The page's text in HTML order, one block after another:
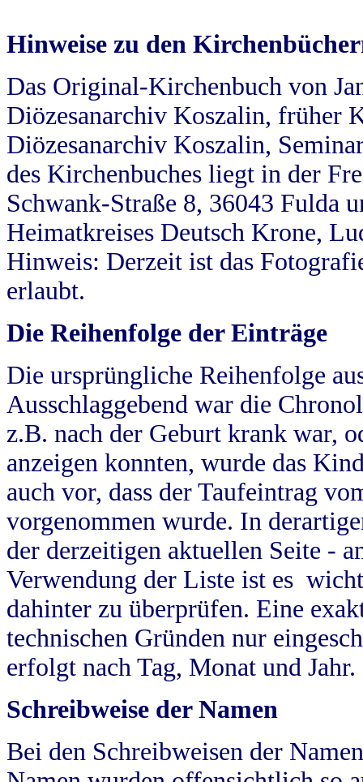
Hinweise zu den
Das Original-Kirchenbuch von
Diözesanarchiv Koszalin, früher
Diözesanarchiv Koszalin,
des Kirchenbuches liegt in der
Schwank-Straße 8, 36043 Fulda
Heimatkreises Deutsch Krone,
Hinweis: Derzeit ist das
erlaubt.
Die Reihenfolge der Einträge
Die ursprüngliche Reihenfolge
Ausschlaggebend war die
z.B. nach der Geburt krank war,
anzeigen konnten, wurde das
auch vor, dass der Taufeintrag
vorgenommen wurde. In
der derzeitigen aktuellen Seite -
Verwendung der Liste ist es
dahinter zu überprüfen. Eine
technischen Gründen nur
erfolgt nach Tag, Monat und Jahr.
Schreibweise der Namen
Bei den Schreibweisen der